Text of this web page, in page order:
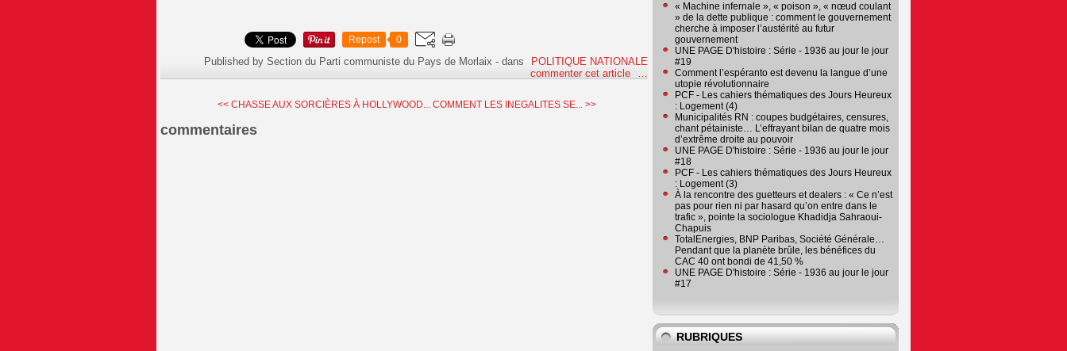
Repost 0
Published by Section du Parti communiste du Pays de Morlaix -dans
POLITIQUE NATIONALE
commenter cet article
<< CHASSE AUX SORCIÈRES À HOLLYWOOD... COMMENT LES INEGALITES SE... >>
commentaires
« Machine infernale », « poison », « nœud coulant
» de la dette publique : comment le gouvernement
cherche à imposer l’austérité au futur
gouvernement
UNE PAGE D'histoire : Série - 1936 au jour le jour
#19
Comment l’espéranto est devenu la langue d’une
utopie révolutionnaire
PCF - Les cahiers thématiques des Jours Heureux
: Logement (4)
Municipalités RN : coupes budgétaires, censures,
chant pétainiste… L’effrayant bilan de quatre mois
d’extrême droite au pouvoir
UNE PAGE D'histoire : Série - 1936 au jour le jour
#18
PCF - Les cahiers thématiques des Jours Heureux
: Logement (3)
À la rencontre des guetteurs et dealers : « Ce n’est
pas pour rien ni par hasard qu’on entre dans le
trafic », pointe la sociologue Khadidja Sahraoui-
Chapuis
TotalEnergies, BNP Paribas, Société Générale…
Pendant que la planète brûle, les bénéfices du
CAC 40 ont bondi de 41,50 %
UNE PAGE D'histoire : Série - 1936 au jour le jour
#17
RUBRIQUES